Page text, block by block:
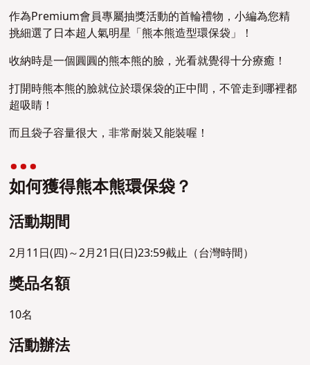
作為Premium會員專屬抽獎活動的首輪禮物，小編為您精
挑細選了日本超人氣明星「熊本熊造型環保袋」！
收納時是一個圓圓的熊本熊的臉，光看就覺得十分療癒！
打開時熊本熊的臉就位於環保袋的正中間，不管走到哪裡都
超吸睛！
而且袋子容量很大，非常耐裝又能裝喔！
如何獲得熊本熊環保袋？
活動期間
2月11日(四)～2月21日(日)23:59截止（台灣時間）
獎品名額
10名
活動辦法